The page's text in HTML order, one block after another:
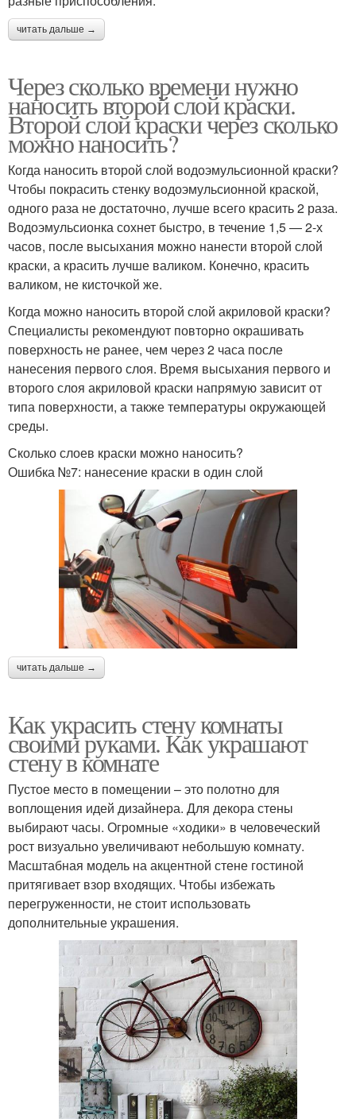
читать дальше →
Через сколько времени нужно
наносить второй слой краски.
Второй слой краски через сколько
можно наносить?
Когда наносить второй слой водоэмульсионной краски?
Чтобы покрасить стенку водоэмульсионной краской,
одного раза не достаточно, лучше всего красить 2 раза.
Водоэмульсионка сохнет быстро, в течение 1,5 — 2-х
часов, после высыхания можно нанести второй слой
краски, а красить лучше валиком. Конечно, красить
валиком, не кисточкой же.
Когда можно наносить второй слой акриловой краски?
Специалисты рекомендуют повторно окрашивать
поверхность не ранее, чем через 2 часа после
нанесения первого слоя. Время высыхания первого и
второго слоя акриловой краски напрямую зависит от
типа поверхности, а также температуры окружающей
среды.
Сколько слоев краски можно наносить?
Ошибка №7: нанесение краски в один слой
читать дальше →
Как украсить стену комнаты
своими руками. Как украшают
стену в комнате
Пустое место в помещении – это полотно для
воплощения идей дизайнера. Для декора стены
выбирают часы. Огромные «ходики» в человеческий
рост визуально увеличивают небольшую комнату.
Масштабная модель на акцентной стене гостиной
притягивает взор входящих. Чтобы избежать
перегруженности, не стоит использовать
дополнительные украшения.